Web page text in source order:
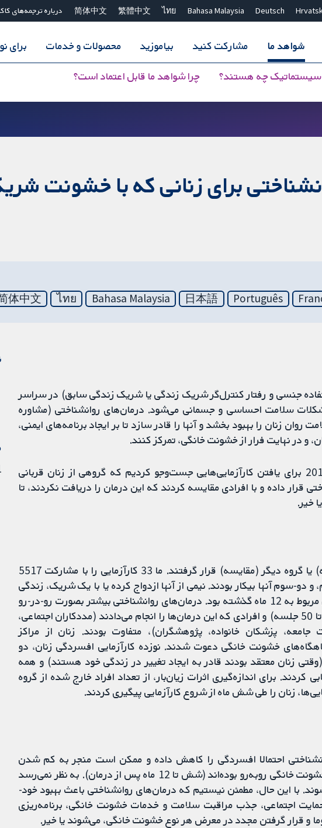
Deutsch
Bahasa Malaysia
ไทย
繁體中文
简体中文 درباره ترجمه‌های
شواهد ما
سیستماتیک چه هستند؟ چرا شواهد ما قابل اعتماد است؟
مشارکت کنید بیاموزید محصولات و خدمات برای
برای زنانی که با خشونت
Português
日本語
Bahasa Malaysia
ไทย
体中文
جنسی و رفتار کنترل‌گر شریک زندگی یا شریک زندگی سابق) در سراسر
سلامت احساسی و جسمانی می‌شود. درمان‌های روانشناختی (مشاوره
زنان را بهبود بخشد و آنها را قادر سازد تا بر ایجاد برنامه‌های ایمنی،
و در نهایت فرار از خشونت خانگی، تمرکز کنند.
ما در منابع علمی جهان تا پایان اکتبر 2019 برای یافتن کارآزمایی‌هایی جست‌وجو کردیم که گروهی از زنان قربانی
قرار داده و با افرادی مقایسه کردند که این درمان را دریافت نکردند، تا
خیر.
زنان به‌طور تصادفی در یک گروه (مداخله) یا گروه دیگر (مقایسه) قرار گرفتند. ما 33 کارآزمایی را با مشارکت 5517
سال، پیدا کردیم، و دو-سوم آنها بیکار بودند. نیمی از آنها ازدواج کرده یا با یک شریک، زندگی
می‌کردند و در نیمی از آنها خشونت خانگی مربوط به 12 ماه گذشته بود. درمان‌های روانشناختی بیشتر بصورت رو-در-رو
انجام ‌شدند اما با توجه به طول درمان (2 تا 50 جلسه) و افرادی که این درمان‌ها را انجام می‌دادند (مدد‌کاران اجتماعی،
جامعه، پزشکان خانواده، پژوهشگران)، متفاوت بودند. ‌زنان از مراکز
خشونت خانگی دعوت شدند. نوزده کارآزمایی افسردگی زنان، دو
(وقتی زنان معتقد بودند قادر به ایجاد تغییر در زندگی خود هستند) و همه
کردند. برای اندازه‌گیری اثرات زیان‌بار، از تعداد افراد خارج شده از گروه
زنان را طی شش ماه از شروع کارآزمایی پیگیری کردند.
احتمالا افسردگی را کاهش داده و ممکن است منجر به کم شدن
نشانه‌های اضطراب در زنانی شوند که با خشونت خانگی روبه‌رو بوده‌اند (شش تا 12 ماه پس از درمان). به نظر نمی‌رسد
با این حال، مطمئن نیستیم که درمان‌های روانشناختی باعث بهبود خود-
اجتماعی، جذب مراقبت سلامت و خدمات خشونت خانگی، برنامه‌ریزی
و قرار گرفتن مجدد در معرض هر نوع خشونت خانگی، می‌شوند یا خیر.
1